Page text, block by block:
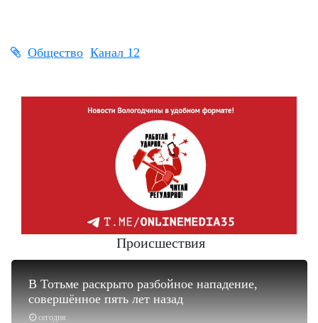
Общество Канал 12
Происшествия
сегодня
В Тотьме раскрыто разбойное нападение,
совершённое пять лет назад